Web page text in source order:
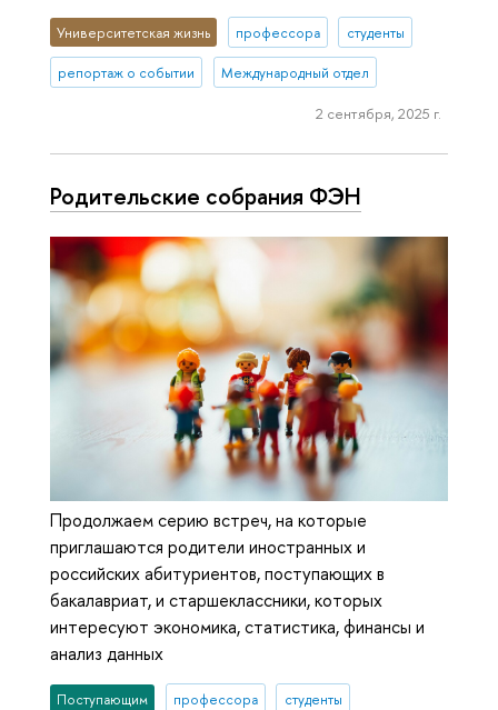
Университетская жизнь профессора студенты
репортаж о событии Международный отдел
2 сентября, 2025 г.
Родительские собрания ФЭН
Продолжаем серию встреч, на которые
приглашаются родители иностранных и
российских абитуриентов, поступающих в
бакалавриат, и старшеклассники, которых
интересуют экономика, статистика, финансы и
анализ данных
Поступающим профессора студенты